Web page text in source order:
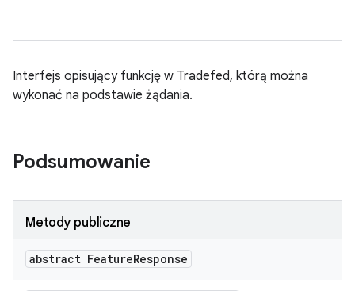
Interfejs opisujący funkcję w Tradefed, którą można
wykonać na podstawie żądania.
Podsumowanie
Metody publiczne
abstract FeatureResponse